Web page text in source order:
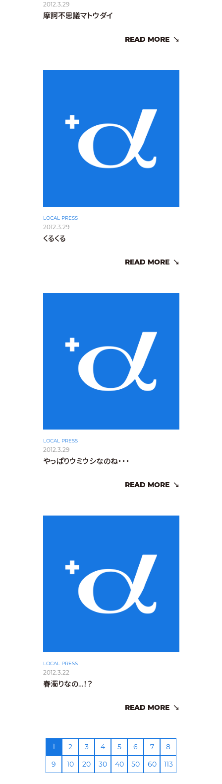
2012.3.29
摩訶不思議マトウダイ
READ MORE
LOCAL PRESS
2012.3.29
くるくる
READ MORE
LOCAL PRESS
2012.3.29
やっぱりウミウシなのね・・・
READ MORE
LOCAL PRESS
2012.3.22
春濁りなの…！？
READ MORE
1 2 3 4 5 6 7
8
9
10 20 30 40 50 60 113